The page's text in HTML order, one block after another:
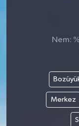
Nem:
Merkez